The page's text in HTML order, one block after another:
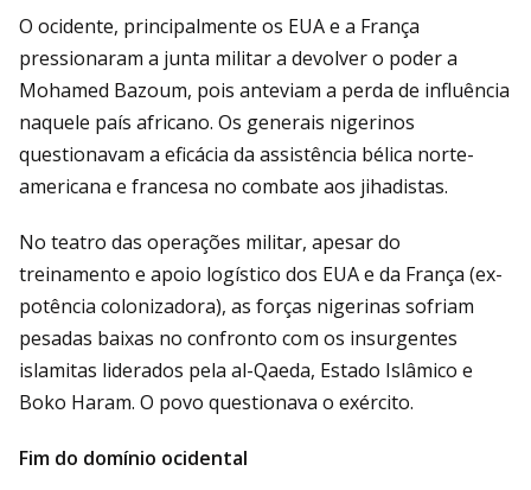
O ocidente, principalmente os EUA e a França
pressionaram a junta militar a devolver o poder a
Mohamed Bazoum, pois anteviam a perda de influência
naquele país africano. Os generais nigerinos
questionavam a eficácia da assistência bélica norte-
americana e francesa no combate aos jihadistas.
No teatro das operações militar, apesar do
treinamento e apoio logístico dos EUA e da França (ex-
potência colonizadora), as forças nigerinas sofriam
pesadas baixas no confronto com os insurgentes
islamitas liderados pela al-Qaeda, Estado Islâmico e
Boko Haram. O povo questionava o exército.
Fim do domínio ocidental